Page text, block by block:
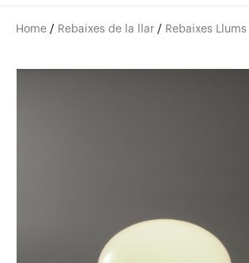
Home / Rebaixes de la llar / Rebaixes Llums